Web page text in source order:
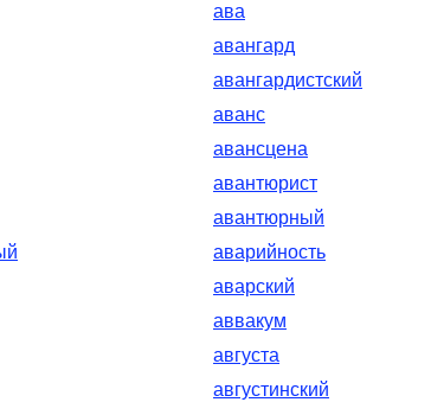
ава
авангард
авангардистский
аванс
авансцена
авантюрист
авантюрный
аварийность
аварский
аввакум
августа
августинский